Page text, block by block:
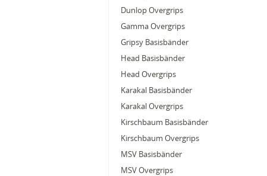
Dunlop Overgrips
Gamma Overgrips
Gripsy Basisbänder
Head Basisbänder
Head Overgrips
Karakal Basisbänder
Karakal Overgrips
Kirschbaum Basisbänder
Kirschbaum Overgrips
MSV Basisbänder
MSV Overgrips